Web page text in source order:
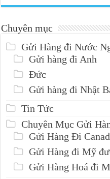
Chuyên mục
Gửi Hàng đi Nước
Gửi hàng đi Anh
Đức
Gửi hàng đi Nhật
Tin Tức
Chuyên Mục Gửi
Gửi Hàng Đi
Gửi Hàng đi Mỹ
Gửi Hàng Hoá đi